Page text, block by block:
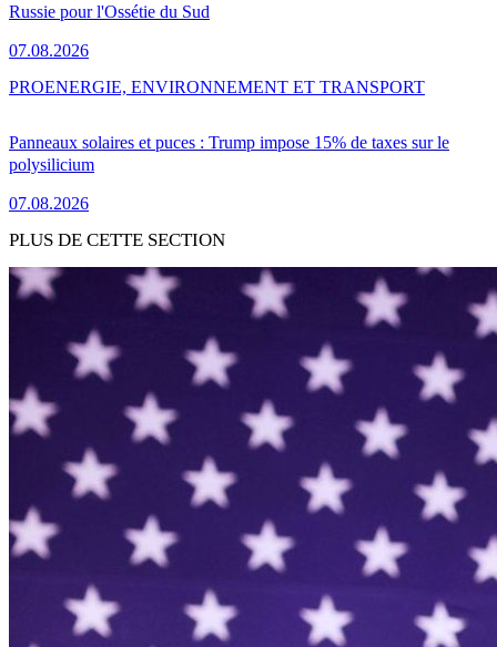
Russie pour l'Ossétie du Sud
07.08.2026
Panneaux solaires et puces : Trump impose 15% de taxes sur le
polysilicium
07.08.2026
PROENERGIE, ENVIRONNEMENT ET TRANSPORT
PLUS DE CETTE SECTION